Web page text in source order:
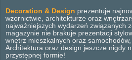
Decoration & Design prezentuje
wzornictwie, architekturze oraz
najważniejszych wydarzeń związanych
magazynie nie brakuje prezentacji
wnętrz mieszkalnych oraz
Architektura oraz design jeszcze nigdy
przystępnej formie!